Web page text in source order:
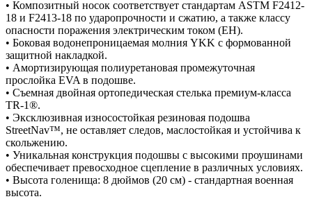
• Композитный носок соответствует стандартам ASTM F2412-
18 и F2413-18 по ударопрочности и сжатию, а также классу
опасности поражения электрическим током (EH).
• Боковая водонепроницаемая молния YKK с формованной
защитной накладкой.
• Амортизирующая полиуретановая промежуточная
прослойка EVA в подошве.
• Съемная двойная ортопедическая стелька премиум-класса
TR-1®.
• Эксклюзивная износостойкая резиновая подошва
StreetNav™, не оставляет следов, маслостойкая и устойчива к
скольжению.
• Уникальная конструкция подошвы с высокими проушинами
обеспечивает превосходное сцепление в различных условиях.
• Высота голенища: 8 дюймов (20 см) - стандартная военная
высота.